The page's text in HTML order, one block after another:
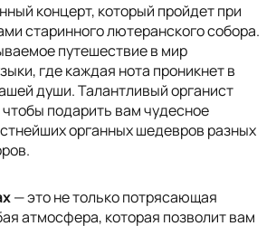
концерт, который пройдет при
старинного лютеранского собора.
путешествие в мир
где каждая нота проникнет в
души. Талантливый органист
подарить вам чудесное
органных шедевров разных
— это не только потрясающая
атмосфера, которая позволит вам